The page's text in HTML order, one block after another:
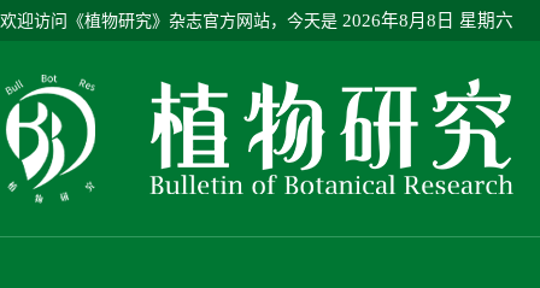
欢迎访问《植物研究》杂志官方网站，今天是 2026年8月8日 星期六